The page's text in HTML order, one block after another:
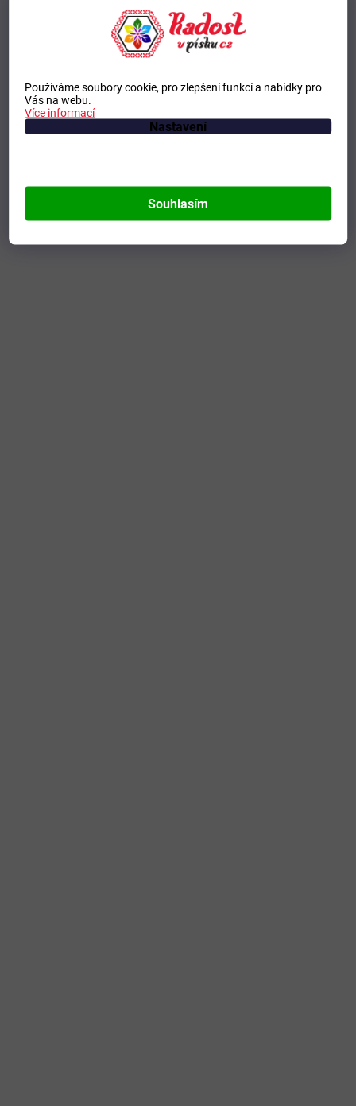
Používáme soubory cookie, pro zlepšení funkcí a nabídky pro
Vás na webu.
Více informací
Nastavení
Souhlasím